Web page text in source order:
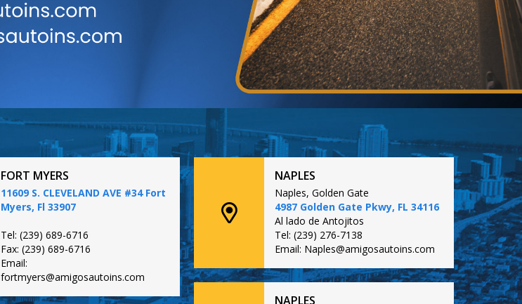
FORT MYERS
11609 S. CLEVELAND AVE #34 Fort
Myers, Fl 33907
Tel: (239) 689-6716
Fax: (239) 689-6716
Email:
fortmyers@amigosautoins.com
NAPLES
Naples, Golden Gate
4987 Golden Gate Pkwy, FL 34116
Al lado de Antojitos
Tel: (239) 276-7138
Email: Naples@amigosautoins.com
NAPLES